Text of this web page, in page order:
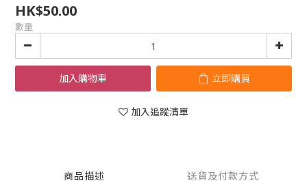
HK$50.00
數量
加入購物車 立即購買
加入追蹤清單
商品描述 送貨及付款方式